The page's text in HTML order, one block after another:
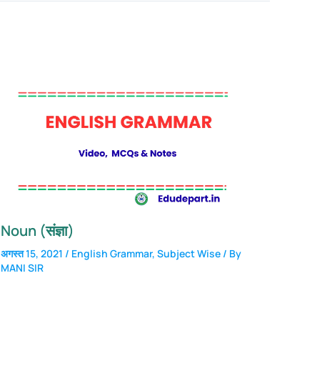
Noun (संज्ञा)
अगस्त 15, 2021 / English Grammar, Subject Wise / By
MANI SIR